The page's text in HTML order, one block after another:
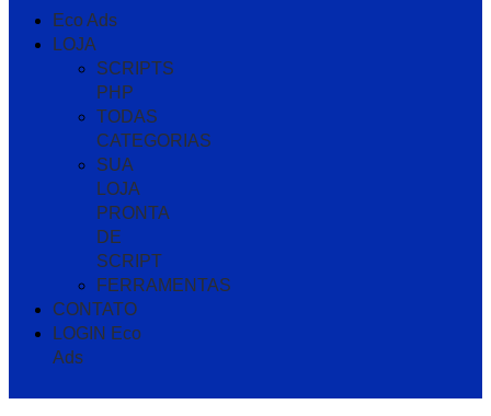
Eco Ads
LOJA
SCRIPTS
PHP
TODAS
CATEGORIAS
SUA
LOJA
PRONTA
DE
SCRIPT
FERRAMENTAS
CONTATO
LOGIN Eco
Ads